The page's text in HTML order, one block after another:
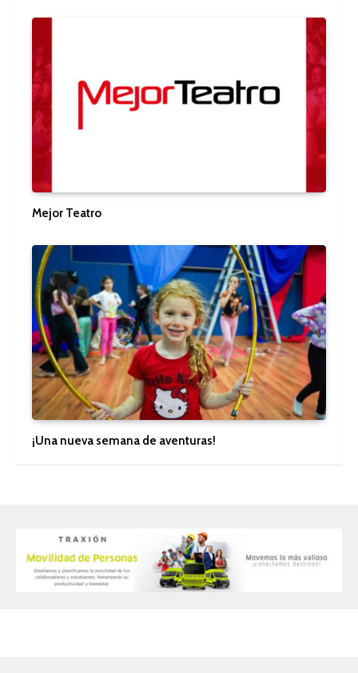
Mejor Teatro
¡Una nueva semana de aventuras!